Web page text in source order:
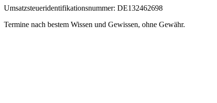
Umsatzsteueridentifikationsnummer: DE132462698
Termine nach bestem Wissen und Gewissen, ohne Gewähr.